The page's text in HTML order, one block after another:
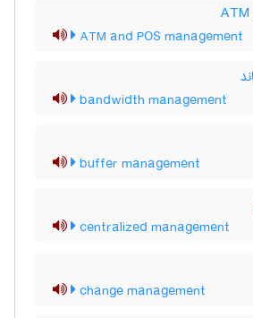
ATM and POS management
bandwidth management
buffer management
centralized management
change management